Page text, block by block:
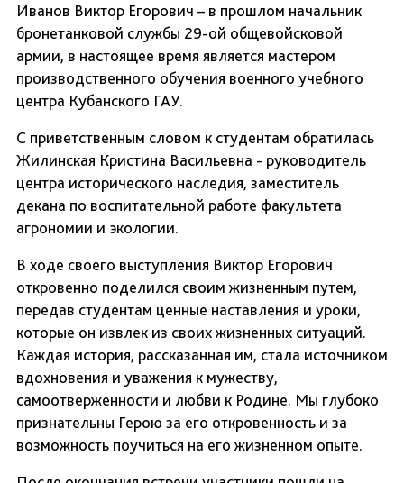
Иванов Виктор Егорович – в прошлом начальник
бронетанковой службы 29-ой общевойсковой
армии, в настоящее время является мастером
производственного обучения военного учебного
центра Кубанского ГАУ.
С приветственным словом к студентам обратилась
Жилинская Кристина Васильевна - руководитель
центра исторического наследия, заместитель
декана по воспитательной работе факультета
агрономии и экологии.
В ходе своего выступления Виктор Егорович
откровенно поделился своим жизненным путем,
передав студентам ценные наставления и уроки,
которые он извлек из своих жизненных ситуаций.
Каждая история, рассказанная им, стала источником
вдохновения и уважения к мужеству,
самоотверженности и любви к Родине. Мы глубоко
признательны Герою за его откровенность и за
возможность поучиться на его жизненном опыте.